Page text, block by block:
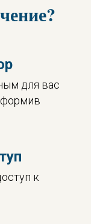
для вас
к